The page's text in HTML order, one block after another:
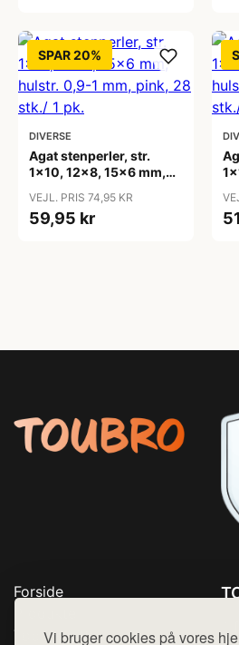
Vi bruger cookies på vores
SPAR 20%
DIVERSE
Agat stenperler, str.
1x10, 12x8, 15x6 mm,
28 stk./ 1 pk.
VEJL. PRIS 74,95 KR
59,95 kr
Forside
Top Rabatter